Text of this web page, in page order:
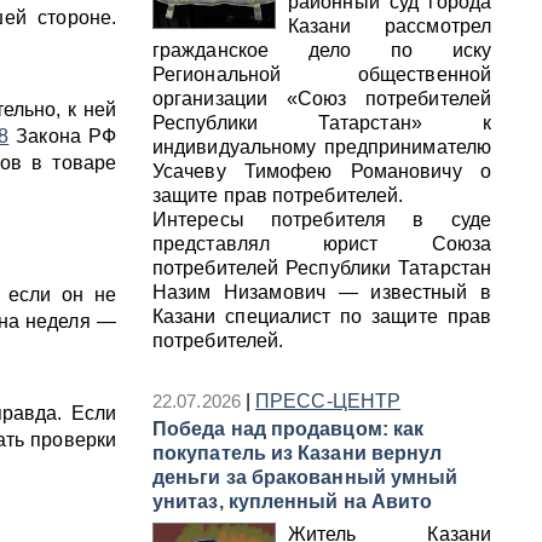
Казани рассмотрел
гражданское дело по иску
Региональной общественной
организации «Союз потребителей
Республики Татарстан» к
индивидуальному предпринимателю
Усачеву Тимофею Романовичу о
защите прав потребителей.
Интересы потребителя в суде
представлял юрист Союза
потребителей Республики Татарстан
Назим Низамович — известный в
Казани специалист по защите прав
потребителей.
22.07.2026|
ПРЕСС-ЦЕНТР
Победа над продавцом: как
покупатель из Казани вернул
деньги за бракованный умный
унитаз, купленный на Авито
Житель Казани
стороне.
к ней
Закона РФ
в товаре
если он не
неделя —
Если
проверки